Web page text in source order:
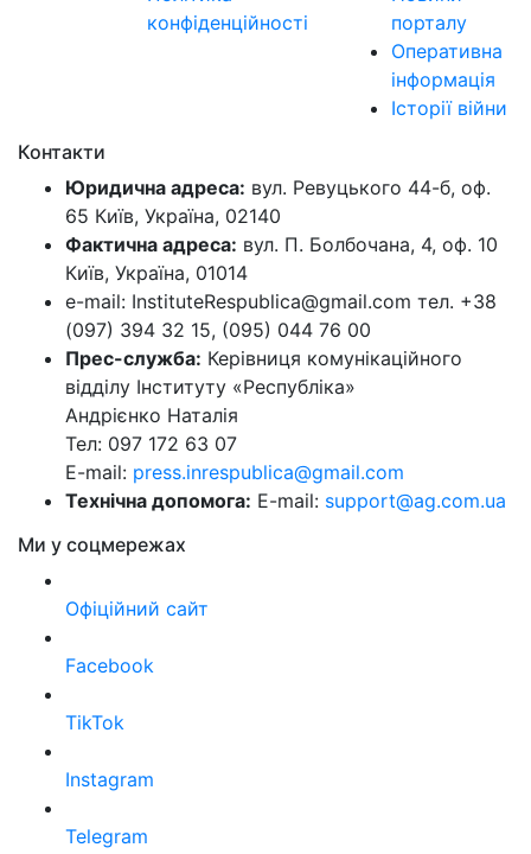
конфіденційності
порталу
Оперативна
інформація
Історії війни
Контакти
Юридична адреса: вул. Ревуцького 44-б, оф.
65 Київ, Україна, 02140
Фактична адреса: вул. П. Болбочана, 4, оф. 10
Київ, Україна, 01014
e-mail: InstituteRespublica@gmail.com тел. +38
(097) 394 32 15, (095) 044 76 00
Прес-служба: Керівниця комунікаційного
відділу Інституту «Республіка»
Андрієнко Наталія
Тел: 097 172 63 07
E-mail: press.inrespublica@gmail.com
Технічна допомога: E-mail: support@ag.com.ua
Ми у соцмережах
Офіційний сайт
Facebook
TikTok
Instagram
Telegram